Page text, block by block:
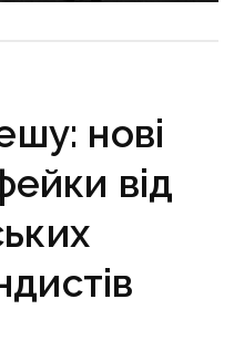
нові
від